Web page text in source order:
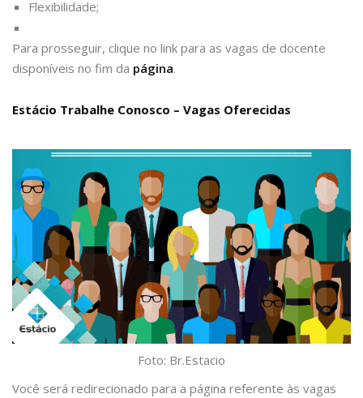
Flexibilidade;
Para prosseguir, clique no link para as vagas de docente
disponíveis no fim da página.
Estácio Trabalhe Conosco – Vagas Oferecidas
Foto: Br.Estacio
Você será redirecionado para a página referente às vagas